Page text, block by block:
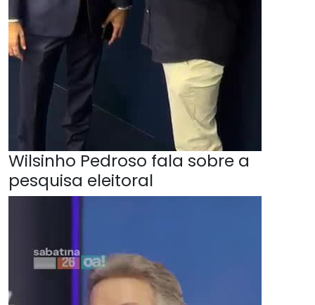
Wilsinho Pedroso fala sobre a
pesquisa eleitoral